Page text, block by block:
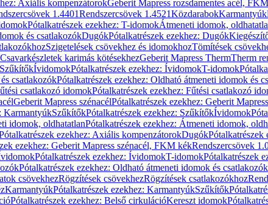
Axiális kompenzátorokGeberit Mapress rozsdamentes acél,
1.4401Rendszercsövek 1.4521KözdarabokKarmantyúk
Pótalkatrészek ezekhez: T-idomokÁtmeneti idomok,
és csatlakozókDugókPótalkatrészek ezekhez: Dugók
Szigetelések csövekhez és idomokhozTömítések
Csavarkészletek karimás kötésekhezGeberit Mapress ThermTherm
ÍvidomokPótalkatrészek ezekhez: ÍvidomokT-idomok
csatlakozókPótalkatrészek ezekhez: Oldható átmeneti idomok és
csatlakozó idomokPótalkatrészek ezekhez: Fűtési csatlakozó
Geberit Mapress szénacélPótalkatrészek ezekhez: Geberit
KarmantyúkSzűkítőkPótalkatrészek ezekhez: SzűkítőkÍvidomok
idomok, oldhatatlanPótalkatrészek ezekhez: Átmeneti idomok,
ezekhez: Axiális kompenzátorokDugókPótalkatrészek
ezekhez: Geberit Mapress szénacél, FKM kékRendszercsövek
Pótalkatrészek ezekhez: ÍvidomokT-idomokPótalkatrészek
Pótalkatrészek ezekhez: Oldható átmeneti idomok és csatlakozók
csövekhezRögzítések csövekhezRögzítések csatlakozókhoz
KarmantyúkPótalkatrészek ezekhez: KarmantyúkSzűkítők
Pótalkatrészek ezekhez: Belső cirkulációKereszt idomok